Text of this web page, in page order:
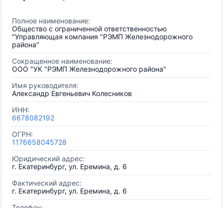
Полное наименование:
Общество с ограниченной ответственностью
"Управляющая компания "РЭМП Железнодорожного
района"
Сокращенное наименование:
ООО "УК "РЭМП Железнодорожного района"
Имя руководителя:
Александр Евгеньевич Колесников
ИНН:
6678082192
ОГРН:
1176658045728
Юридический адрес:
г. Екатеринбург, ул. Еремина, д. 6
Фактический адрес:
г. Екатеринбург, ул. Еремина, д. 6